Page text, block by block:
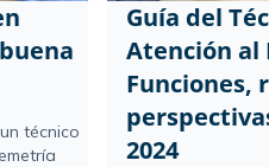
técnico
Guía del
Atención al
Funciones,
2024